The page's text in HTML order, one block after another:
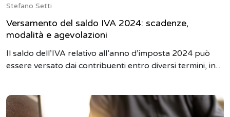
Stefano Setti
Versamento del saldo IVA 2024: scadenze,
modalità e agevolazioni
Il saldo dell’IVA relativo all’anno d’imposta 2024 può
essere versato dai contribuenti entro diversi termini, in...